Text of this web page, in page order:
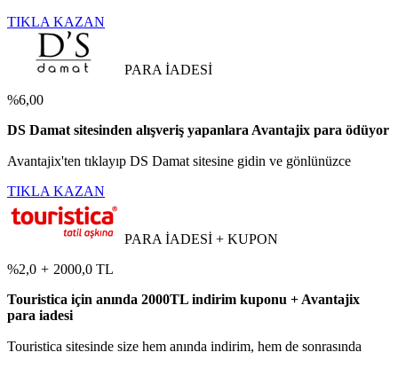
TIKLA KAZAN
PARA İADESİ
%6,00
DS Damat sitesinden alışveriş yapanlara Avantajix para ödüyor
Avantajix'ten tıklayıp DS Damat sitesine gidin ve gönlünüzce
TIKLA KAZAN
PARA İADESİ + KUPON
%2,0 + 2000,0 TL
Touristica için anında 2000TL indirim kuponu + Avantajix
para iadesi
Touristica sitesinde size hem anında indirim, hem de sonrasında